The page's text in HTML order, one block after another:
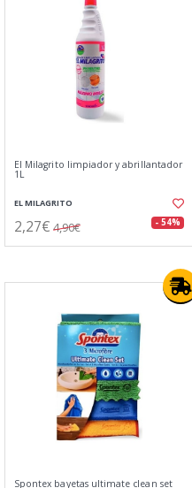
El Milagrito limpiador y abrillantador
1L
EL MILAGRITO
2,27€ 4,90€ - 54%
Spontex bayetas ultimate clean set